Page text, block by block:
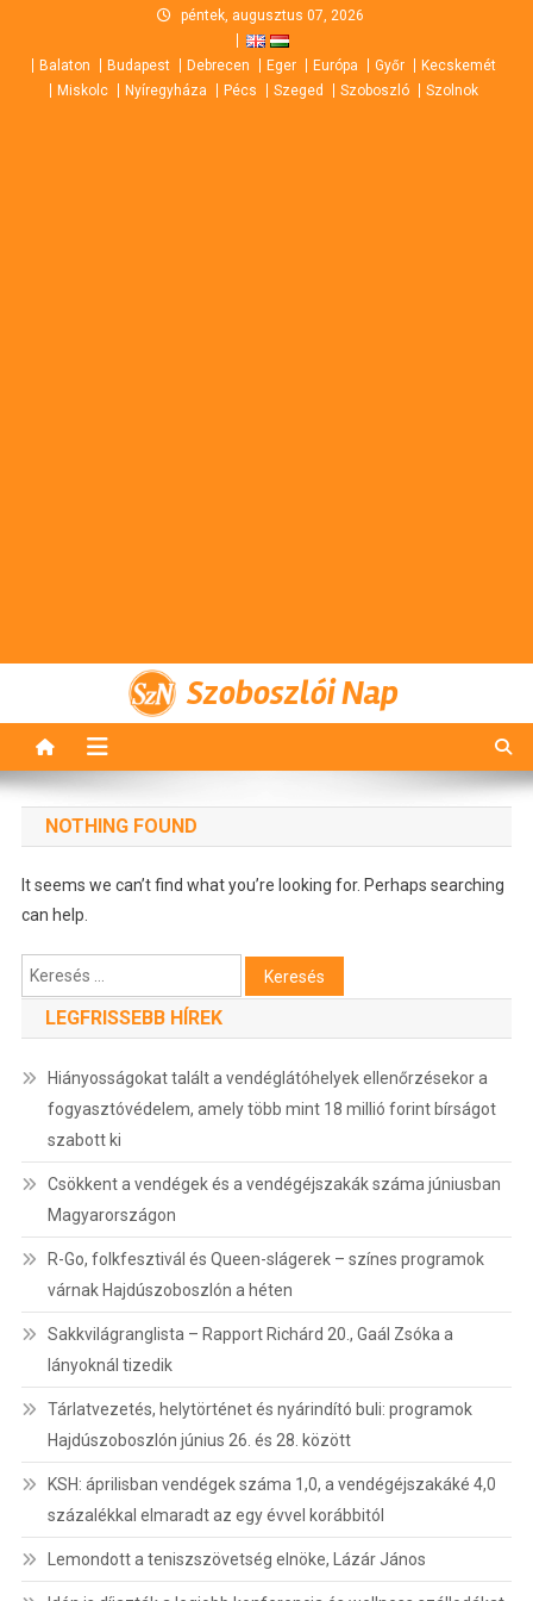
content
péntek, augusztus 07, 2026
Balaton Budapest Debrecen Eger Európa Győr
Kecskemét
Miskolc
Nyíregyháza Pécs Szeged Szoboszló Szolnok
Szoboszlói Nap
NOTHING FOUND
It seems we can’t find what you’re looking for. Perhaps searching
can help.
Keresés:
LEGFRISSEBB HÍREK
Hiányosságokat talált a vendéglátóhelyek ellenőrzésekor a
fogyasztóvédelem, amely több mint 18 millió forint bírságot
szabott ki
Csökkent a vendégek és a vendégéjszakák száma júniusban
Magyarországon
R-Go, folkfesztivál és Queen-slágerek – színes programok
várnak Hajdúszoboszlón a héten
Sakkvilágranglista – Rapport Richárd 20., Gaál Zsóka a
lányoknál tizedik
Tárlatvezetés, helytörténet és nyárindító buli: programok
Hajdúszoboszlón június 26. és 28. között
KSH: áprilisban vendégek száma 1,0, a vendégéjszakáké 4,0
százalékkal elmaradt az egy évvel korábbitól
Lemondott a teniszszövetség elnöke, Lázár János